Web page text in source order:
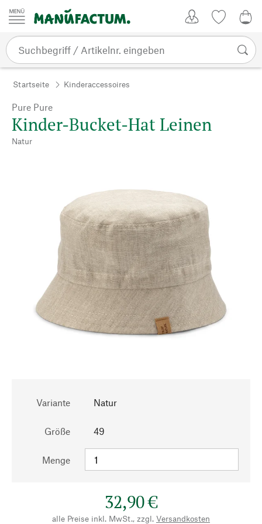
Zum Inhalt springen
Startseite Kinderaccessoires
Pure Pure
Kinder-Bucket-Hat Leinen
Natur
Variante Natur
Größe 49
Menge
32,90 €
alle Preise inkl. MwSt., zzgl. Versandkosten